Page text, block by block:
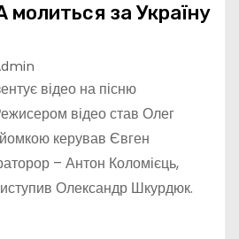
молиться за Україну
відео на пісню
відео став Олег
керував Євген
– Антон Коломієць,
Олександр Шкурдюк.